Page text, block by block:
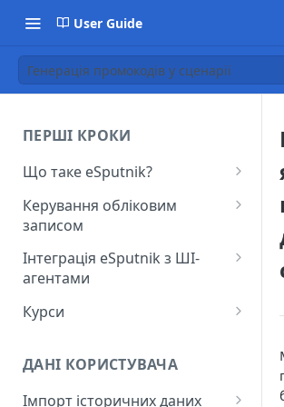
User Guide
Генерація промокодів у сценарії
ПЕРШІ КРОКИ
Що таке eSputnik?
Початок роботи з eSputnik
Огляд основних розділів
eSputnik
Розумні кампанії з eSputnik:
практичний гід по ШІ
старт
Поширені питання:
Керування обліковим
записом
Створення акаунту
Підключення МФА
Керування користувачами
Інтеграція eSputnik з ШІ-
агентами
Налаштування плагіна Yespo
для Claude Code та Claude
Налаштування плагіна Yespo
для OpenAI Codex
Курси
ДАНІ КОРИСТУВАЧА
Імпорт історичних даних